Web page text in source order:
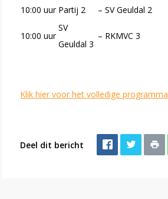
10:00 uur Partij 2 – SV Geuldal 2
10:00 uur
SV
Geuldal 3
– RKMVC 3
Klik hier voor het volledige programma
Deel dit bericht